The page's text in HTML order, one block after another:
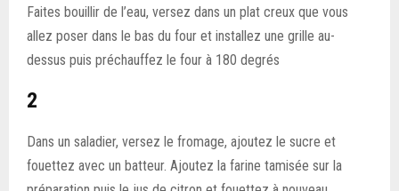
Faites bouillir de l’eau, versez dans un plat creux que vous
allez poser dans le bas du four et installez une grille au-
dessus puis préchauffez le four à 180 degrés
2
Dans un saladier, versez le fromage, ajoutez le sucre et
fouettez avec un batteur. Ajoutez la farine tamisée sur la